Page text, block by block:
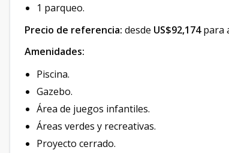
1 parqueo.
Precio de referencia: desde US$92,174para
Amenidades:
Piscina.
Gazebo.
Área de juegos infantiles.
Áreas verdes y recreativas.
Proyecto cerrado.